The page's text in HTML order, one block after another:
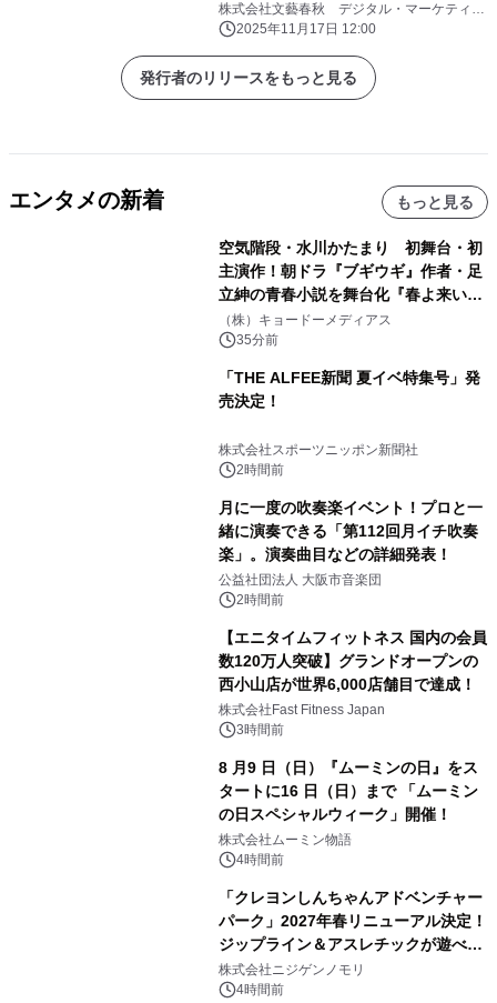
株式会社文藝春秋 デジタル・マーケティン
グ部2025年11月17日 12:00
発行者のリリースをもっと見る
エンタメの新着 もっと見る
空気階段・水川かたまり 初舞台・初
主演作！朝ドラ『ブギウギ』作者・足
立紳の青春小説を舞台化『春よ来い、
マジで来い』キービジュアル解禁！
（株）キョードーメディアス
35分前
「THE ALFEE新聞 夏イベ特集号」発
売決定！
株式会社スポーツニッポン新聞社
2時間前
月に一度の吹奏楽イベント！プロと一
緒に演奏できる「第112回月イチ吹奏
楽」。演奏曲目などの詳細発表！
公益社団法人 大阪市音楽団
2時間前
【エニタイムフィットネス 国内の会員
数120万人突破】グランドオープンの
西小山店が世界6,000店舗目で達成！
株式会社Fast Fitness Japan
3時間前
8 月9 日（日）『ムーミンの日』をス
タートに16 日（日）まで 「ムーミン
の日スペシャルウィーク」開催！
株式会社ムーミン物語
4時間前
「クレヨンしんちゃんアドベンチャー
パーク」2027年春リニューアル決定！
ジップライン＆アスレチックが遊べる
のは今年が最後！ 「ラスト！ドキがム
ネムネ～大作戦！」始動
株式会社ニジゲンノモリ
4時間前